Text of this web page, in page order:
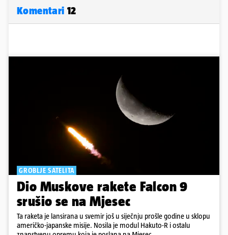
Komentari 12
GROBLJE SATELITA
Dio Muskove rakete Falcon 9
srušio se na Mjesec
Ta raketa je lansirana u svemir još u siječnju prošle godine u sklopu
američko-japanske misije. Nosila je modul Hakuto-R i ostalu